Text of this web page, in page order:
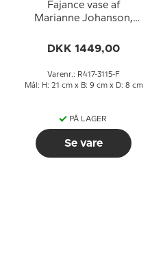
Fajance vase af
Marianne Johanson,
412-2883
DKK 1449,00
Varenr.: R417-3115-F
Mål: H: 21 cm x B: 9 cm x D: 8 cm
PÅ LAGER
Se vare